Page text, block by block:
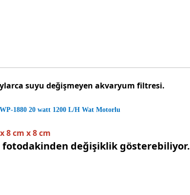
suyu değişmeyen akvaryum filtresi.
1880 20 watt 1200 L/H Wat Motorlu
8 cm x 8 cm
fotodakinden değişiklik gösterebiliyor.